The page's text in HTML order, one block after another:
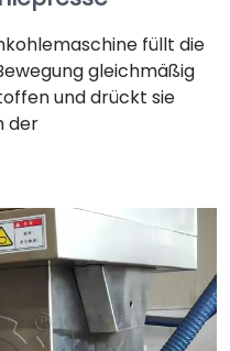
füllt die
gleichmäßig
und drückt sie
der